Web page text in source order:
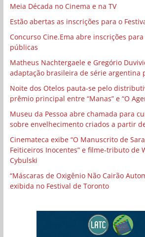
Meia Década no Cinema e na TV
Estão abertas as inscrições para o
Concurso Cine.Ema abre inscrições
públicas
Matheus Nachtergaele e Gregório
adaptação brasileira de série argentina
Noite dos Otelos pauta-se pelo
prêmio principal entre “Manas” e “O
Museu da Pessoa abre chamada para
sobre envelhecimento criados a partir
Cinemateca exibe “O Manuscrito de
Feiticeiros Inocentes” e filme-tributo de
Cybulski
“Máscaras de Oxigênio Não Cairão
exibida no Festival de Toronto